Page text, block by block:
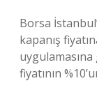
Borsa
kapanış
fiyatının